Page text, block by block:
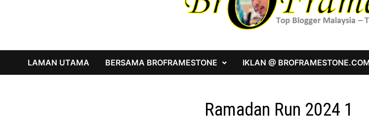
LAMAN UTAMA BERSAMA BROFRAMESTONE IKLAN @
Ramadan Run 2024 1